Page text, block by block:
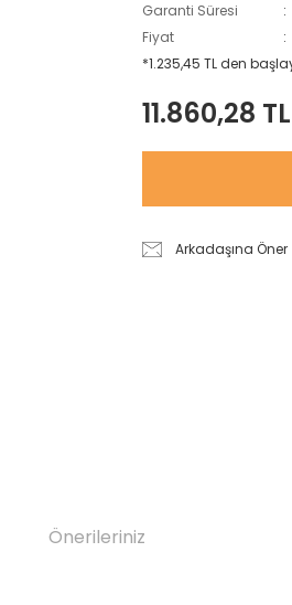
Garanti Süresi
Fiyat
*1.235,45 TL den
11.860,28 TL
Arkadaşına Öner
Önerileriniz